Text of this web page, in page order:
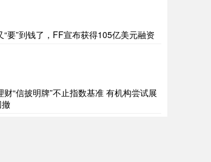
“要”到钱了，FF宣布获得105亿美元融资
“信披明牌”不止指数基准 有机构尝试展